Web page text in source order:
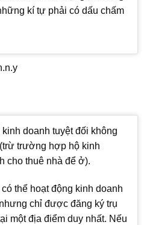
kí tự phải có dấu chấm
doanh tuyệt đối không
trường hợp hộ kinh
cho thuê nhà để ở).
thể hoạt động kinh doanh
chỉ được đăng ký trụ
một địa điểm duy nhất. Nếu